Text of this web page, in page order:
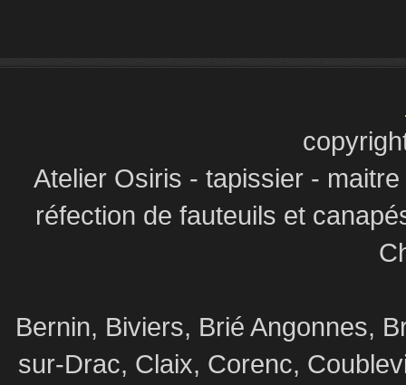
Atelier Osiris - tapissier -
réfection de fauteuils et
Bernin, Biviers, Brié Angonnes,
sur-Drac, Claix, Corenc,